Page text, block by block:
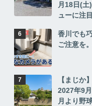
月18日(
ューに注目
香川でも
ご注意を
【まじか
2027年9
月より野